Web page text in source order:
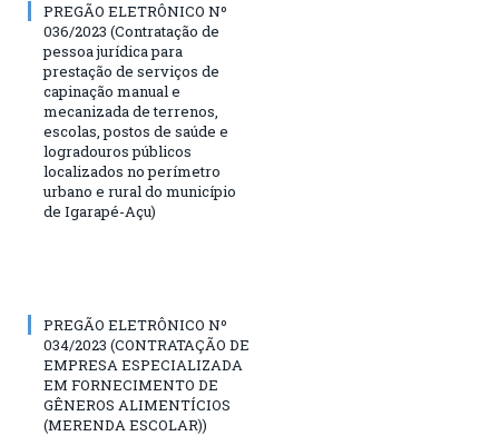
PREGÃO ELETRÔNICO Nº
036/2023 (Contratação de
pessoa jurídica para
prestação de serviços de
capinação manual e
mecanizada de terrenos,
escolas, postos de saúde e
logradouros públicos
localizados no perímetro
urbano e rural do município
de Igarapé-Açu)
PREGÃO ELETRÔNICO Nº
034/2023 (CONTRATAÇÃO DE
EMPRESA ESPECIALIZADA
EM FORNECIMENTO DE
GÊNEROS ALIMENTÍCIOS
(MERENDA ESCOLAR))